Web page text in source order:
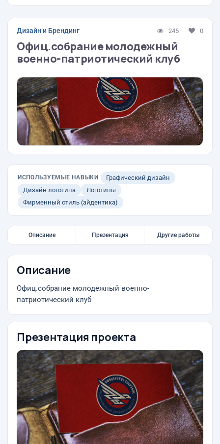
Дизайн и Брендинг 245 0
Офиц.собрание молодежный
военно-патриотический клуб
ИСПОЛЬЗУЕМЫЕ НАВЫКИ
Графический дизайн
Дизайн логотипа
Логотипы
Фирменный стиль (айдентика)
Описание Презентация Другие работы
Описание
Офиц.собрание молодежный военно-
патриотический клуб
Презентация проекта